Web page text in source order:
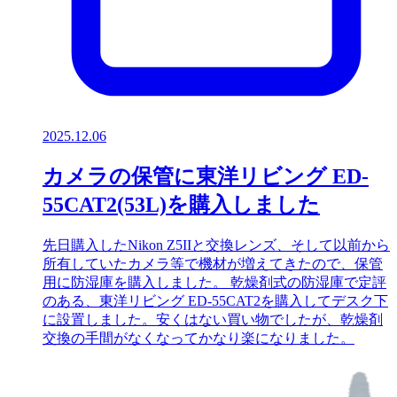
2025.12.06
カメラの保管に東洋リビング ED-
55CAT2(53L)を購入しました
先日購入したNikon Z5IIと交換レンズ、そして以前から
所有していたカメラ等で機材が増えてきたので、保管
用に防湿庫を購入しました。 乾燥剤式の防湿庫で定評
のある、東洋リビング ED-55CAT2を購入してデスク下
に設置しました。安くはない買い物でしたが、乾燥剤
交換の手間がなくなってかなり楽になりました。